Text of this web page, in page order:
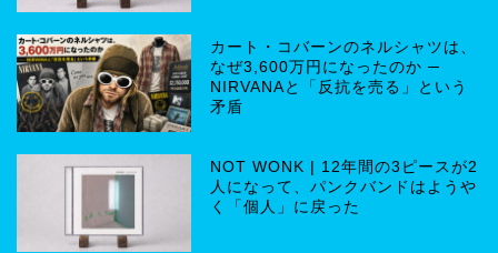
カート・コバーンのネルシャツは、
なぜ3,600万円になったのか ─
NIRVANAと「反抗を売る」という
矛盾
NOT WONK | 12年間の3ピースが2
人になって、パンクバンドはようや
く「個人」に戻った